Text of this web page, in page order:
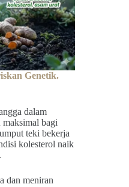
Genetik.
dalam
bagi
teki bekerja
kolesterol naik
dan meniran